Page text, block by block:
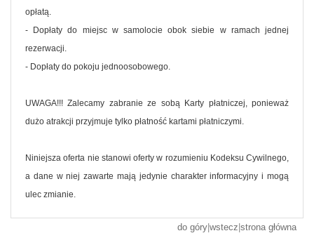
opłatą.
- Dopłaty do miejsc w samolocie obok siebie w ramach jednej
rezerwacji.
- Dopłaty do pokoju jednoosobowego.
UWAGA!!! Zalecamy zabranie ze sobą Karty płatniczej, ponieważ
dużo atrakcji przyjmuje tylko płatność kartami płatniczymi.
Niniejsza oferta nie stanowi oferty w rozumieniu Kodeksu Cywilnego,
a dane w niej zawarte mają jedynie charakter informacyjny i mogą
ulec zmianie.
do góry wstecz strona główna